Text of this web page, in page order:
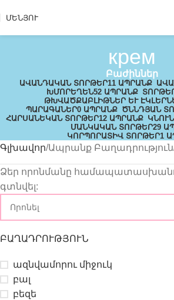
ՄԵՆՅՈՒ
крем
Բաժիններ
ԱՎԱՆԴԱԿԱՆ ՏՈՐԹԵՐ11 ԱՊՐԱՆՔ
ԽՄՈՐԵՂԵՆ52 ԱՊՐԱՆՔ
ԹԽՎԱԾՔԱԲԼԻԹՆԵՐ ԵՒ
ՊԱՐԱԳԱՆԵՐ0 ԱՊՐԱՆՔ ԾՆՆԴՅԱՆ
ՀԱՐՍԱՆԵԿԱՆ ՏՈՐԹԵՐ12 ԱՊՐԱՆՔ
ՄԱՆԿԱԿԱՆ ՏՈՐԹԵՐ29
ԿՈՐՊՈՐԱՏԻՎ ՏՈՐԹԵՐ1
ԲԱՂԱԴՐՈՒԹՅՈՒՆ
ազնվամորու միջուկ
բալ
բեզե
Գլխավոր Ապրանք Բաղադրություն
Ձեր որոնմանը
գտնվել: